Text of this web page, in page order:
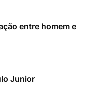
entre homem e
Junior